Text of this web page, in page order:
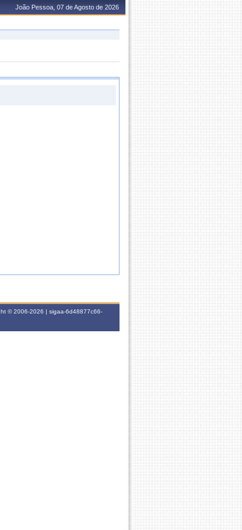
João Pessoa, 07 de Agosto de 2026
© 2006-2026 | sigaa-6d48877c66-